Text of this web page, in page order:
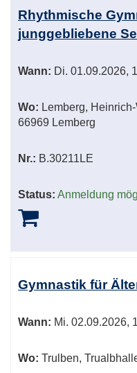
Rhythmische
junggebliebene
Wann: Di. 01.09.2026,
Wo: Lemberg,
66969 Lemberg
Nr.: B.30211LE
Status: Anmeldung
Gymnastik für
Wann: Mi. 02.09.2026,
Wo: Trulben,